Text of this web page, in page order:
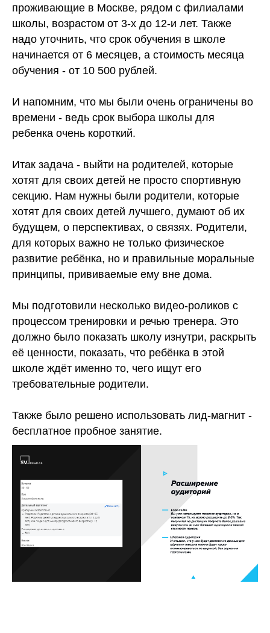
проживающие в Москве, рядом с филиалами
школы, возрастом от 3-х до 12-и лет. Также
надо уточнить, что срок обучения в школе
начинается от 6 месяцев, а стоимость месяца
обучения - от 10 500 рублей.
И напомним, что мы были очень ограничены во
времени - ведь срок выбора школы для
ребенка очень короткий.
Итак задача - выйти на родителей, которые
хотят для своих детей не просто спортивную
секцию. Нам нужны были родители, которые
хотят для своих детей лучшего, думают об их
будущем, о перспективах, о связях. Родители,
для которых важно не только физическое
развитие ребёнка, но и правильные моральные
принципы, прививаемые ему вне дома.
Мы подготовили несколько видео-роликов с
процессом тренировки и речью тренера. Это
должно было показать школу изнутри, раскрыть
её ценности, показать, что ребёнка в этой
школе ждёт именно то, чего ищут его
требовательные родители.
Также было решено использовать лид-магнит -
бесплатное пробное занятие.